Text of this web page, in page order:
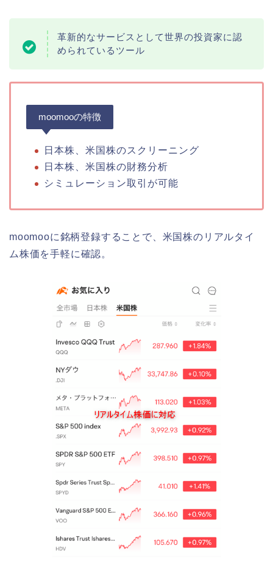
革新的なサービスとして世界の投資家に認
められているツール
moomooの特徴
日本株、米国株のスクリーニング
日本株、米国株の財務分析
シミュレーション取引が可能
moomooに銘柄登録することで、米国株のリアルタイ
ム株価を手軽に確認。